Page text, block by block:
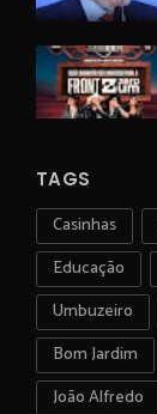
TAGS
Casinhas
Educação
Umbuzeiro
Bom Jardim
João Alfredo